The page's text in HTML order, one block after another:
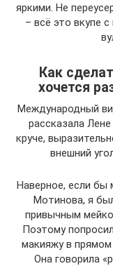
яркими. Не
– всё это вкупе
Как
хочется
Международный
рассказала
круче,
внешний
Наверное, если бы
Мотинова, я
привычным
Поэтому
макияжу в
Она говорила